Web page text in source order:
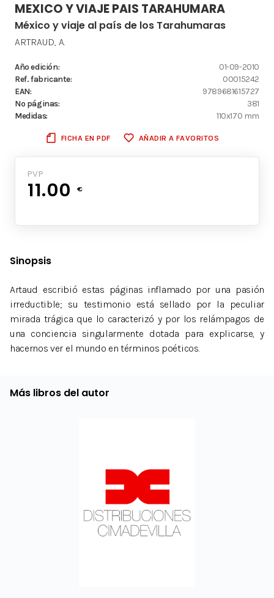
MEXICO Y VIAJE PAIS TARAHUMARA
México y viaje al país de los Tarahumaras
ARTRAUD, A.
Año edición:
01-09-2010
Ref. fabricante:
00015242
EAN:
9789681615727
Nº páginas:
381
Medidas:
110x170 mm
FICHA EN PDF AÑADIR A FAVORITOS
PVP
11.00 €
Sinopsis
Artaud escribió estas páginas inflamado por una pasión
irreductible; su testimonio está sellado por la peculiar
mirada trágica que lo caracterizó y por los relámpagos de
una conciencia singularmente dotada para explicarse, y
hacernos ver el mundo en términos poéticos.
Más libros del autor